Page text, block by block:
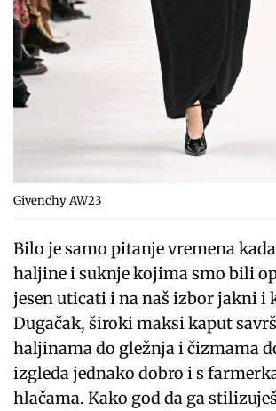
Givenchy AW23
Bilo je samo pitanje vremena
haljine i suknje kojima smo bili
jesen uticati i na naš izbor jakni i
Dugačak, široki maksi kaput
haljinama do gležnja i čizmama
izgleda jednako dobro i s
hlačama. Kako god da ga